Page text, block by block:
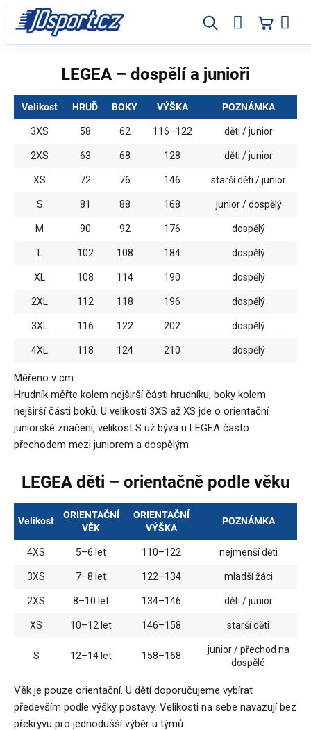
obsah
LEGEA – dospělí a junioři
Velikost HRUĎ BOKY VÝŠKA POZNÁMKA
3XS 58 62 116–122 děti / junior
2XS 63 68 128 děti / junior
XS 72 76 146 starší děti / junior
S 81 88 168 junior / dospělý
M 90 92 176 dospělý
L 102 108 184 dospělý
XL 108 114 190 dospělý
2XL 112 118 196 dospělý
3XL 116 122 202 dospělý
4XL 118 124 210 dospělý
Měřeno v cm.
Hrudník měřte kolem nejširší části hrudníku, boky kolem
nejširší části boků. U velikostí 3XS až XS jde o orientační
juniorské značení, velikost S už bývá u LEGEA často
přechodem mezi juniorem a dospělým.
LEGEA děti – orientačně podle věku
Velikost
ORIENTAČNÍ
VĚK
ORIENTAČNÍ
VÝŠKA
POZNÁMKA
4XS 5–6 let 110–122 nejmenší děti
3XS 7–8 let 122–134 mladší žáci
2XS 8–10 let 134–146 děti / junior
XS 10–12 let 146–158 starší děti
S 12–14 let 158–168
junior / přechod na
dospělé
Věk je pouze orientační. U dětí doporučujeme vybírat
především podle výšky postavy. Velikosti na sebe navazují bez
překryvu pro jednodušší výběr u týmů.